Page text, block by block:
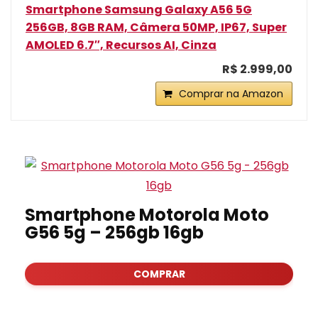
Smartphone Samsung Galaxy A56 5G
256GB, 8GB RAM, Câmera 50MP, IP67, Super
AMOLED 6.7″, Recursos AI, Cinza
R$ 2.999,00
Comprar na Amazon
Smartphone Motorola Moto
G56 5g – 256gb 16gb
COMPRAR